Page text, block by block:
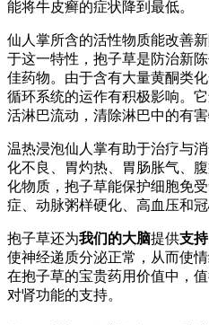
能将牛皮癣的症状降到最低。
仙人掌所含的活性物质能改善
于这一特性，抱子草是防治新
佳药物。由于含有大量黄酮类
循环系统的运作有积极影响。
活淋巴流动，清除淋巴中的有害
温热浸泡仙人掌有助于治疗与
化不良、胃灼热、胃肠胀气、
化物质，抱子草能保护细胞免
症、动脉粥样硬化、高血压和
抱子草还为我们的大脑提供支持
使神经递质分泌正常，从而使
在抱子草的宝贵药用价值中，
对肾功能的支持。